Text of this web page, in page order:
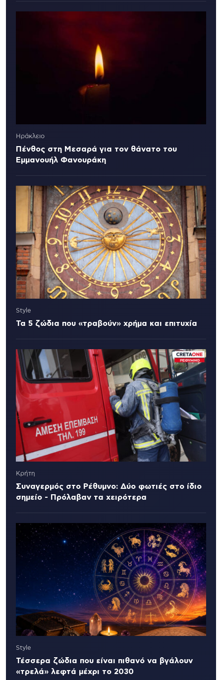
Ηράκλειο
Πένθος στη Μεσαρά για τον θάνατο του
Εμμανουήλ Φανουράκη
Style
Τα 5 ζώδια που «τραβούν» χρήμα και επιτυχία
Κρήτη
Συναγερμός στο Ρέθυμνο: Δύο φωτιές στο ίδιο
σημείο - Πρόλαβαν τα χειρότερα
Style
Τέσσερα ζώδια που είναι πιθανό να βγάλουν
«τρελά» λεφτά μέχρι το 2030